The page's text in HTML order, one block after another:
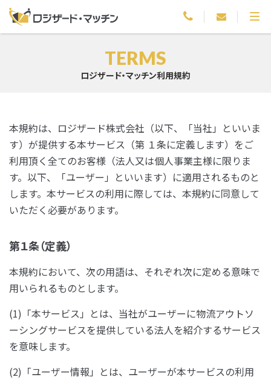
TERMS
ロジザード・マッチン利用規約
本規約は、ロジザード株式会社（以下、「当社」といいま
す）が提供する本サービス（第 １条に定義します）をご
利用頂く全てのお客様（法人又は個人事業主様に限りま
す。以下、「ユーザー」といいます）に適用されるものと
します。本サービスの利用に際しては、本規約に同意して
いただく必要があります。
第１条（定義）
本規約において、次の用語は、それぞれ次に定める意味で
用いられるものとします。
(1)「本サービス」とは、当社がユーザーに物流アウトソ
ーシングサービスを提供している法人を紹介するサービス
を意味します。
(2)「ユーザー情報」とは、ユーザーが本サービスの利用